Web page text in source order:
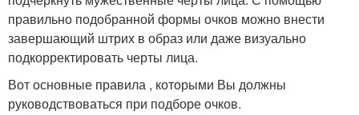
правильно подобранной формы очков можно внести
завершающий штрих в образ или даже визуально
подкорректировать черты лица.
Вот основные правила , которыми Вы должны
руководствоваться при подборе очков.